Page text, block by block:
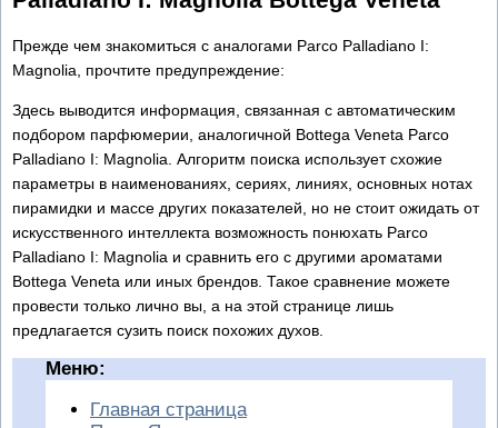
Прежде чем знакомиться с аналогами Parco Palladiano I:
Magnolia, прочтите предупреждение:
Здесь выводится информация, связанная с автоматическим
подбором парфюмерии, аналогичной Bottega Veneta Parco
Palladiano I: Magnolia. Алгоритм поиска использует схожие
параметры в наименованиях, сериях, линиях, основных нотах
пирамидки и массе других показателей, но не стоит ожидать от
искусственного интеллекта возможность понюхать Parco
Palladiano I: Magnolia и сравнить его с другими ароматами
Bottega Veneta или иных брендов. Такое сравнение можете
провести только лично вы, а на этой странице лишь
предлагается сузить поиск похожих духов.
Меню:
Главная страница